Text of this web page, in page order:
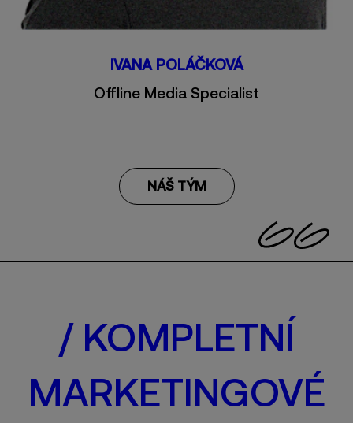
IVANA POLÁČKOVÁ
Offline Media Specialist
NÁŠ TÝM
/ KOMPLETNÍ
MARKETINGOVÉ